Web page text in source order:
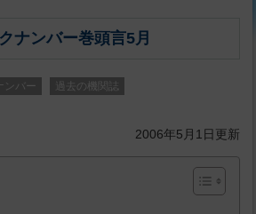
ナンバー巻頭言5月
ンバー 過去の機関誌
2006年5月1日更新